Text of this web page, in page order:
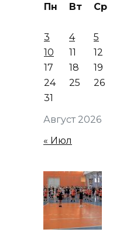
Август 2026
Пн Вт Ср
3
4 5
10
11 12
17
18 19
24
25 26
31
« Июл